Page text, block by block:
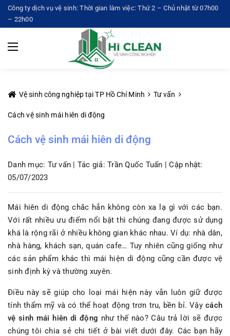
Công ty dịch vụ vệ sinh: Thời gian làm việc: Thứ 2 – Chủ nhật từ 07h00
– 22h00
Vệ sinh công nghiệp tại TP Hồ Chí Minh Tư vấn
Cách vệ sinh mái hiên di động
Cách vệ sinh mái hiên di động
Danh mục: Tư vấn | Tác giả: Trần Quốc Tuấn | Cập nhật:
05/07/2023
Mái hiên di động chắc hẳn không còn xa lạ gì với các bạn.
Với rất nhiều ưu điểm nổi bật thì chúng đang được sử dụng
khá là rộng rãi ở nhiều không gian khác nhau. Ví dụ: nhà dân,
nhà hàng, khách sạn, quán cafe… Tuy nhiên cũng giống như
các sản phẩm khác thì mái hiện di động cũng cần được vệ
sinh định kỳ và thường xuyên.
Điều này sẽ giúp cho loại mái hiện này vẫn luôn giữ được
tính thẩm mỹ và có thể hoạt động trơn tru, bền bỉ. Vậy cách
vệ sinh mái hiên di động như thế nào? Câu trả lời sẽ được
chúng tôi chia sẻ chi tiết ở bài viết dưới đây. Các bạn hãy